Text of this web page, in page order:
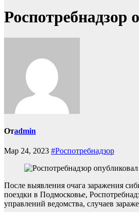
Роспотребнадзор
Отadmin
Мар 24, 2023 #Роспотребнадзор
После выявления очага заражения
поездки в Подмосковье,
управлений ведомства, случаев